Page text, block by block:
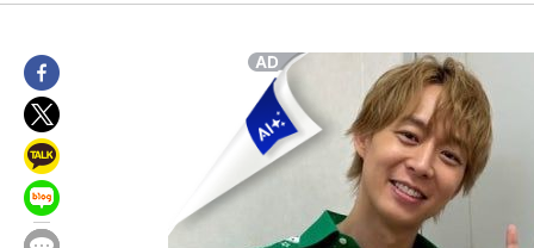
12시간 전 >
[속보]뉴욕증시 상승 마감…S&P 0.6% 나스닥 1.3%↑
-14616초 전 >
이란 "호르무즈 재개방 합의 근접…美 배상 선행돼야"
-5663초 전 >
[속보]與최고위원 제주·인천 순회경선…박선원·최민희·서미
민수·김용 순
-5616초 전 >
[속보]김민석, 與 전대 당원투표 누적 득표율 45.42%로 1위…
래 44.56%
-4898초 전 >
[속보]與 대표 경선 제주·인천 당원투표…金 47.75%·鄭
宋 10.17%
-4432초 전 >
이강인 "아틀레티코 이적 기뻐…등번호 7번 의미보단 팀 위해